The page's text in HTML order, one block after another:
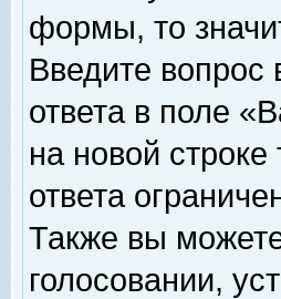
формы, то
Введите
ответа в поле
на новой
ответа
Также вы
голосовании,